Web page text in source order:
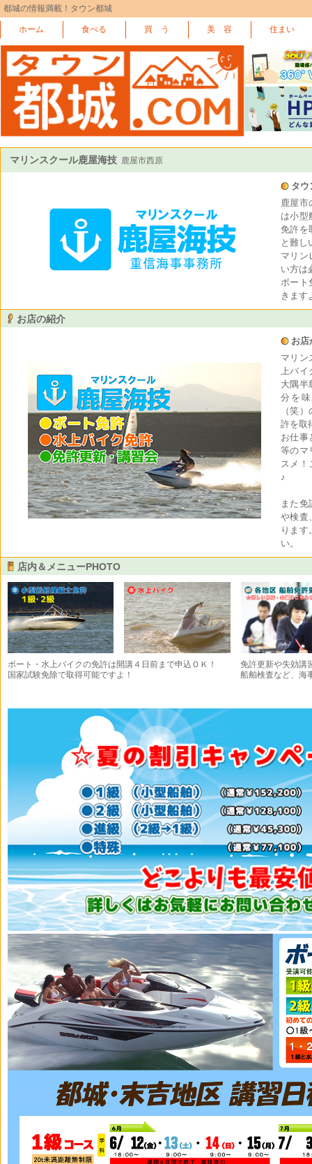
都城の情報満載！タウン都城
ホーム 食べる 買 う 美 容 住まい
マリンスクール鹿屋海技 鹿屋市西原
タウ
鹿屋市
は小型
免許
と難し
マリン
い方は
ボート
きます
お店の紹介
お店
マリン
上バイ
大隅半
分を
（笑
許を取
お仕事
等のマ
スメ！
♪
また免
や検査
ります
い。
店内＆メニューPHOTO
ボート・水上バイクの免許は開講４日前まで申込ＯＫ！
国家試験免除で取得可能ですよ！
免許更新や失効講
船舶検査など、海